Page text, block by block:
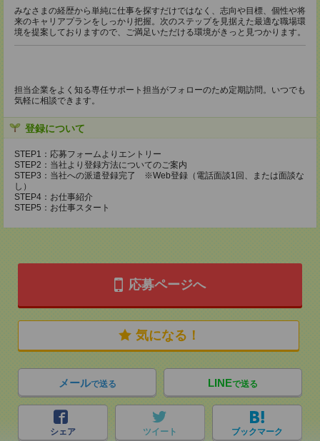
みなさまの経歴から単純に仕事を探すだけではなく、志向や目標、個性や将
来のキャリアプランをしっかり把握。次のステップを見据えた最適な職場環
境を提案しておりますので、ご満足いただける環境がきっと見つかります。
担当企業をよく知る専任サポート担当がフォローのため定期訪問。いつでも
気軽に相談できます。
登録について
STEP1：応募フォームよりエントリー
STEP2：当社より登録方法についてのご案内
STEP3：当社への派遣登録完了 ※Web登録（電話面談1回、または面談な
し）
STEP4：お仕事紹介
STEP5：お仕事スタート
応募ページへ
気になる！
メールで送る LINEで送る
シェア ツイート ブックマーク